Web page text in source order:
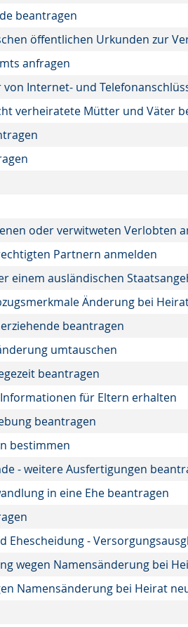
beantragen
öffentlichen Urkunden zur
anfragen
von Internet- und
verheiratete Mütter und Väter
oder verwitweten Verlobten
Partnern anmelden
einem ausländischen
Änderung bei
beantragen
umtauschen
beantragen
Informationen für Eltern erhalten
beantragen
bestimmen
- weitere Ausfertigungen
in eine Ehe beantragen
Ehescheidung -
wegen Namensänderung bei
Namensänderung bei Heirat